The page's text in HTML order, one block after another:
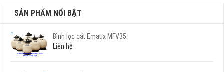
SẢN PHẨM NỔI BẬT
Bình lọc cát Emaux MFV35
Liên hệ